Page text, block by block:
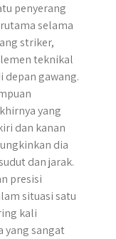
penyerang
selama
striker,
teknikal
gawang.
yang
dan kanan
dia
dan jarak.
presisi
situasi satu
kali
yang sangat